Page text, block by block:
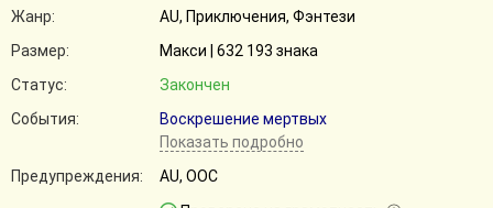
Жанр:
AU, Приключения, Фэнтези
Размер:
Макси | 632 193 знака
Статус:
Закончен
События:
Воскрешение мертвых
Показать подробно
Предупреждения:
AU, ООС